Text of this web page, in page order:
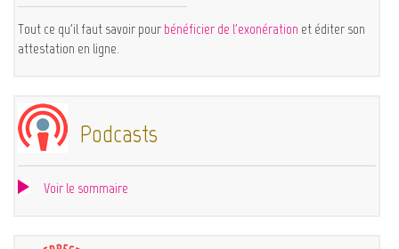
Tout ce qu'il faut savoir pour bénéficier de l'exonération et éditer son
attestation en ligne.
Podcasts
Voir le sommaire